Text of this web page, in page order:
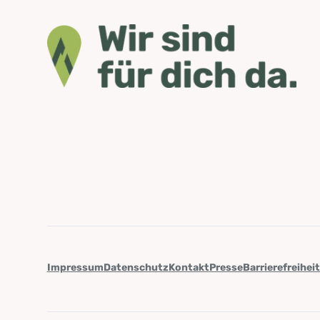
ImpressumDatenschutzKontaktPresse